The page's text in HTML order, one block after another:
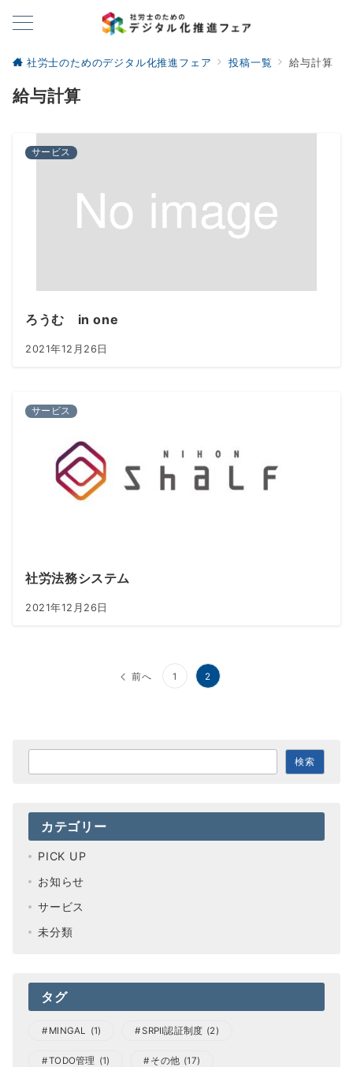
社労士のためのデジタル化推進フェア 投稿一覧 給与計算
給与計算
サービス
ろうむ in one
2021年12月26日
サービス
社労法務システム
2021年12月26日
ペ
ジ
送
り
前へ 1 2
索
検索
カテゴリー
PICK UP
お知らせ
サービス
未分類
タグ
MINGAL (1) SRPⅡ認証制度 (2)
TODO管理 (1) その他 (17)